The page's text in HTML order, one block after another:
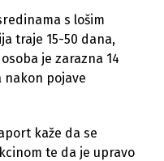
s lošim
traje 15-50 dana,
je zarazna 14
nakon pojave
kaže da se
te da je upravo